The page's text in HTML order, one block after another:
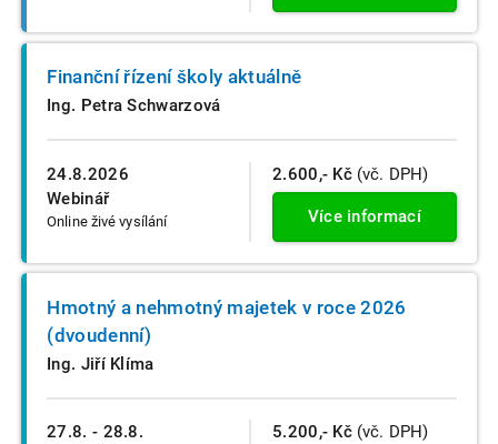
24.8.2026
Webinář
Online živé vysílání
Finanční řízení školy aktuálně
Ing. Petra Schwarzová
2.600,- Kč (vč. DPH)
Více informací
27.8. - 28.8.
Hmotný a nehmotný majetek v roce 2026
(dvoudenní)
Ing. Jiří Klíma
5.200,- Kč (vč. DPH)